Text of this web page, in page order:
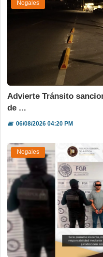
Nogales
Advierte Tránsito
de ...
📅06/08/2026 04:20 PM
Nogales